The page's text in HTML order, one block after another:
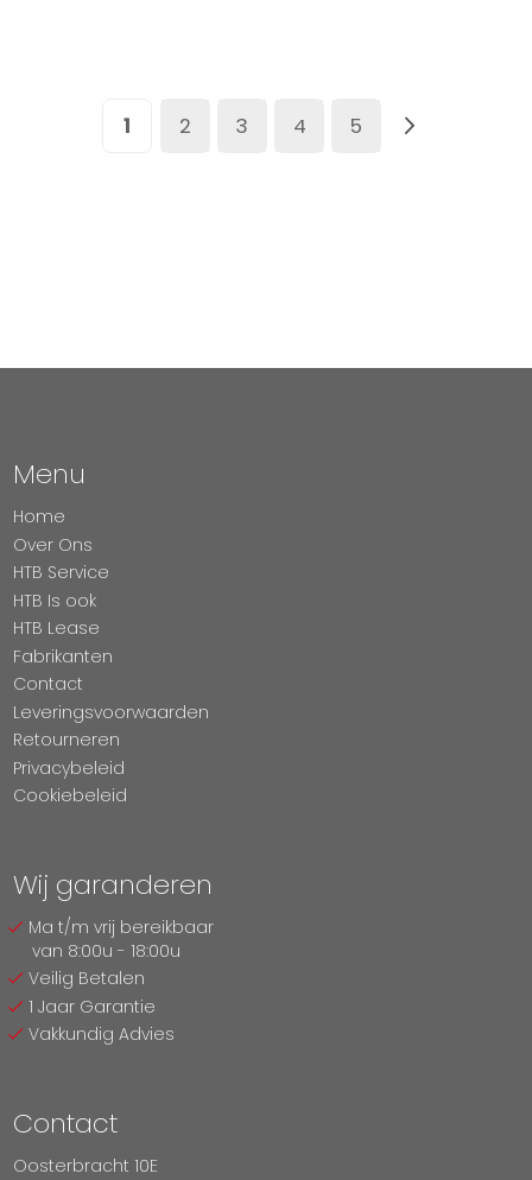
U lees momenteel pagina
1 Pagina
2 Pagina
3 Pagina
4 Pagina
5
Menu
Home
Over Ons
HTB Service
HTB Is ook
HTB Lease
Fabrikanten
Contact
Leveringsvoorwaarden
Retourneren
Privacybeleid
Cookiebeleid
Wij garanderen
Ma t/m vrij bereikbaar
van 8:00u - 18:00u
Veilig Betalen
1 Jaar Garantie
Vakkundig Advies
Contact
Oosterbracht 10E